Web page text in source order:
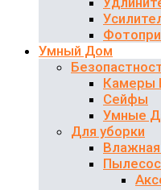
Умный Дом
Камеры
Сейфы
Умные
Для уборки